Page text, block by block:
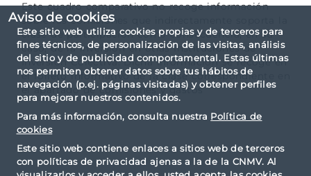
Aviso de cookies
Este sitio web utiliza cookies propias y de terceros para
fines técnicos, de personalización de las visitas, análisis
del sitio y de publicidad comportamental. Estas últimas
nos permiten obtener datos sobre tus hábitos de
navegación (p.ej. páginas visitadas) y obtener perfiles
para mejorar nuestros contenidos.
Para más información, consulta nuestra Política de
cookies
Este sitio web contiene enlaces a sitios web de terceros
con políticas de privacidad ajenas a la de la CNMV. Al
Este cuadro comparativo no recoge información
sobre las comisiones que indirectamente soporta la
clase de participación como consecuencia, en su
caso, de la inversión en otras Instituciones de
Inversión Colectiva. Dicha información se recoge en
el folleto informativo de la clase correspondiente en
el apartado de comisiones y gastos